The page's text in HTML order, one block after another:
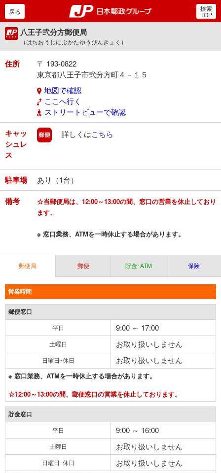
郵便局・日本郵政グルー
戻る 検索
TOP
八王子弐分方郵便局
（はちおうじにぶかたゆうびんきょく）
住所
〒 193-0822
東京都八王子市弐分方町４－１５
地図で確認
ここへ行く
ストリートビューで確認
キャッ
シュレ
ス
郵便
詳しくはこちら
駐車場 あり（1台）
備考
☆当郵便局は、12:00～13:00の間、窓口の営業を休止しており
ます。
※ 窓口業務、ATMを一時休止する場合があります。
郵便局 郵便 貯金･ATM 保険
営業時間
郵便窓口
平日 9:00 ～ 17:00
土曜日 お取り扱いしません
日曜日･休日 お取り扱いしません
※ 窓口業務、ATMを一時休止する場合があります。
☆12:00～13:00の間、郵便窓口の営業を休止しております。
貯金窓口
平日 9:00 ～ 16:00
土曜日 お取り扱いしません
日曜日･休日 お取り扱いしません